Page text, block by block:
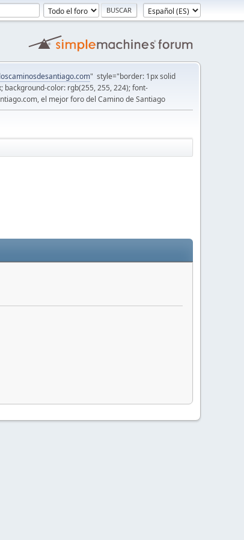
" style="border: 1px solid
background-color: rgb(255, 255, 224); font-
el mejor foro del Camino de Santiago